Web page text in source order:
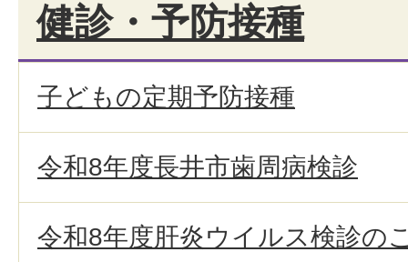
健診・予防接種
子どもの定期予防接種
令和8年度長井市歯周病検診
令和8年度肝炎ウイルス検診の